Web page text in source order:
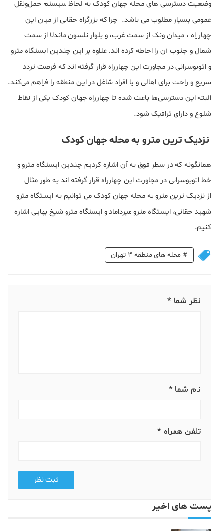
وضعیت دسترسی های محله جهان کودک به لحاظ سیستم حمل‌ونقل
عمومی بسیار مطلوب می باشد. چرا که بزرگراه حقانی از میان این
چهارراه ، میدان ونک از سمت غرب، و بلوار نلسون ماندلا از سمت
شمال و جنوب آن را احاطه کرده اند. علاوه بر این چندین ایستگاه‌ مترو
و اتوبوسرانی در مجاورت این چهارراه قرار گرفته اند که فرصت تردد
سریع و راحت برای اهالی و یا افراد شاغل در این منطقه را فراهم می‌کند.
البته این دسترسی‌ها باعث شده تا چهارراه جهان کودک یکی از نقاط
شلوغ و دارای ترافیک شود.
نزدیک ترین مترو به محله جهان کودک
همانگونه که در سطر فوق به آن اشاره کردیم چندین ایستگاه‌ مترو و
خط اتوبوسرانی در مجاورت این چهارراه قرار گرفته اند به طور مثال
از نزدیک ترین مترو به محله جهان کودک می توانیم به ایستگاه مترو
شهید حقانی، ایستگاه مترو میرداماد و ایستگاه مترو شیخ بهایی اشاره
کنیم.
# محله های منطقه 3 تهران
نظر شما *
نام شما *
تلفن همراه *
ثبت نظر
پست های اخیر